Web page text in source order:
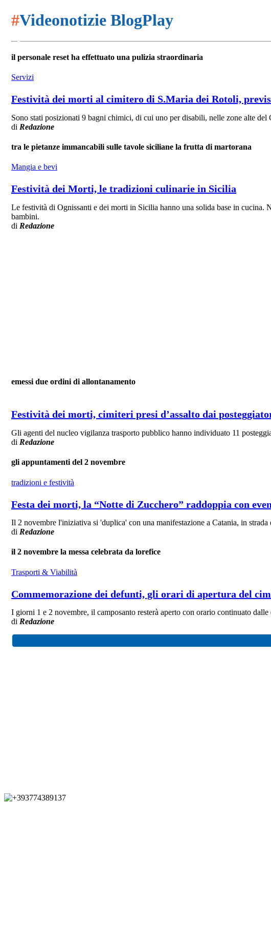
#Videonotizie BlogPlay
il personale reset ha effettuato una pulizia straordinaria
Servizi
Festività dei morti al cimitero di S.Maria dei Rotoli,
Sono stati posizionati 9 bagni chimici, di cui uno per disabili, nelle zone alte
di Redazione
tra le pietanze immancabili sulle tavole siciliane la frutta di martorana
Mangia e bevi
Festività dei Morti, le tradizioni culinarie in Sicilia
Le festività di Ognissanti e dei morti in Sicilia hanno una solida base in cucina.
bambini.
di Redazione
emessi due ordini di allontanamento
Festività dei morti, cimiteri presi d’assalto dai
Gli agenti del nucleo vigilanza trasporto pubblico hanno individuato 11
di Redazione
gli appuntamenti del 2 novembre
tradizioni e festività
Festa dei morti, la “Notte di Zucchero” raddoppia con
Il 2 novembre l'iniziativa si 'duplica' con una manifestazione a Catania, in
di Redazione
il 2 novembre la messa celebrata da lorefice
Trasporti & Viabilità
Commemorazione dei defunti, gli orari di apertura del
I giorni 1 e 2 novembre, il camposanto resterà aperto con orario continuato
di Redazione